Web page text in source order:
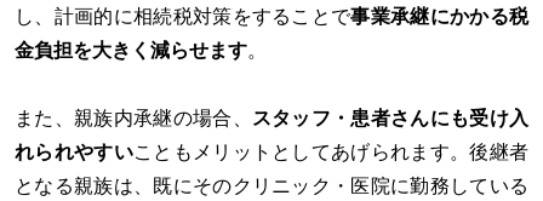
し、計画的に相続税対策をすることで事業承継にかかる税
金負担を大きく減らせます。
また、親族内承継の場合、
スタッフ・患者さんにも受け入
れられやすいこともメリットとしてあげられます。後継者
となる親族は、既にそのクリニック・医院に勤務している